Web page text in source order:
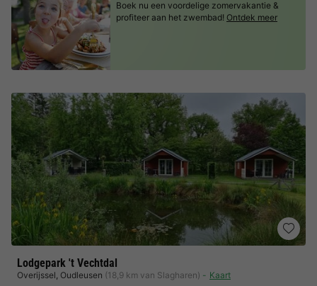
Lodgepark 't Vechtdal
Overijssel, Oudleusen (18,9 km van Slagharen) Kaart
Boek nu een voordelige zomervakantie &
profiteer aan het zwembad! Ontdek meer